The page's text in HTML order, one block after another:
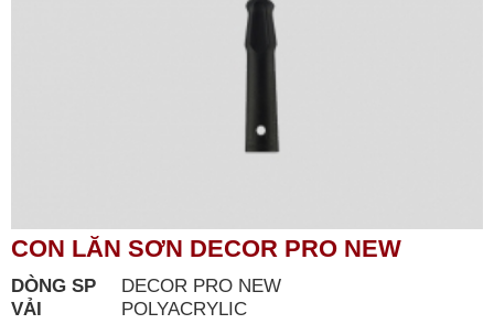
CON LĂN SƠN DECOR PRO NEW
DÒNG SP
DECOR PRO NEW
VẢI
POLYACRYLIC